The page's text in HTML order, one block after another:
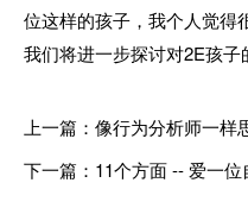
位这样的孩子，我个人觉得
我们将进一步探讨对2E孩子
上一篇：像行为分析师一样
下一篇：11个方面 -- 爱一